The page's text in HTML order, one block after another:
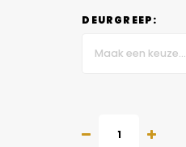
DEURGREEP:
Maak een keuze...